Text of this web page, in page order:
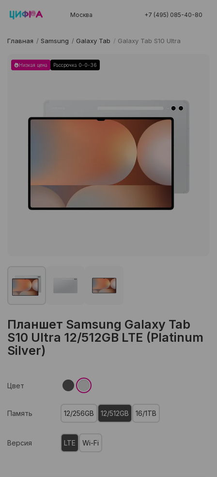
Москва +7 (495) 085-40-80
Главная / Samsung / Galaxy Tab / Galaxy Tab S10 Ultra
Низкая цена Рассрочка 0-0-36
Планшет Samsung Galaxy Tab
S10 Ultra 12/512GB LTE (Platinum
Silver)
Цвет
Память 12/256GB 12/512GB 16/1TB
Версия LTE Wi-Fi